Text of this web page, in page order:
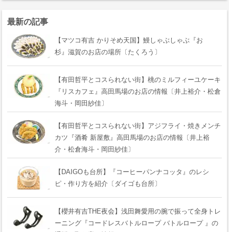
最新の記事
【マツコ有吉 かりそめ天国】鰻しゃぶしゃぶ『おゝ
杉』滋賀のお店の場所〔たくろう〕
【有田哲平とコスられない街】桃のミルフィーユケーキ
『リスカフェ』高田馬場のお店の情報〔井上裕介・松倉
海斗・岡田紗佳〕
【有田哲平とコスられない街】アジフライ・焼きメンチ
カツ『酒肴 新屋敷』高田馬場のお店の情報〔井上裕
介・松倉海斗・岡田紗佳〕
【DAIGOも台所】『コーヒーパンナコッタ』のレシ
ピ・作り方を紹介〔ダイゴも台所〕
【櫻井有吉THE夜会】浅田舞愛用の腕で振って全身トレ
ーニング『コードレスバトルロープ バトルロープ 』の